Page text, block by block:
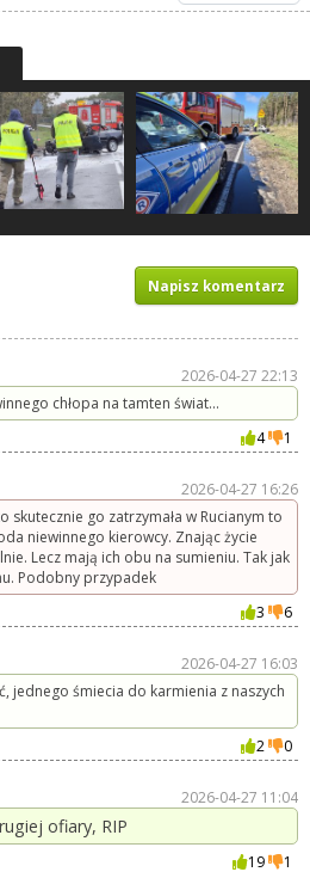
Napisz komentarz
2026-04-27 22:13
chłopa na tamten świat...
4
1
2026-04-27 16:26
skutecznie go zatrzymała w Rucianym to
niewinnego kierowcy. Znając życie
Lecz mają ich obu na sumieniu. Tak jak
Podobny przypadek
3
6
2026-04-27 16:03
jednego śmiecia do karmienia z naszych
2
0
2026-04-27 11:04
ofiary, RIP
19 1